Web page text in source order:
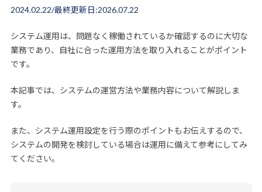
2024.02.22/最終更新日:2026.07.22
システム運用は、問題なく稼働されているか確認するのに大切な
業務であり、自社に合った運用方法を取り入れることがポイント
です。
本記事では、システムの運営方法や業務内容について解説しま
す。
また、システム運用設定を行う際のポイントもお伝えするので、
システムの開発を検討している場合は運用に備えて参考にしてみ
てください。